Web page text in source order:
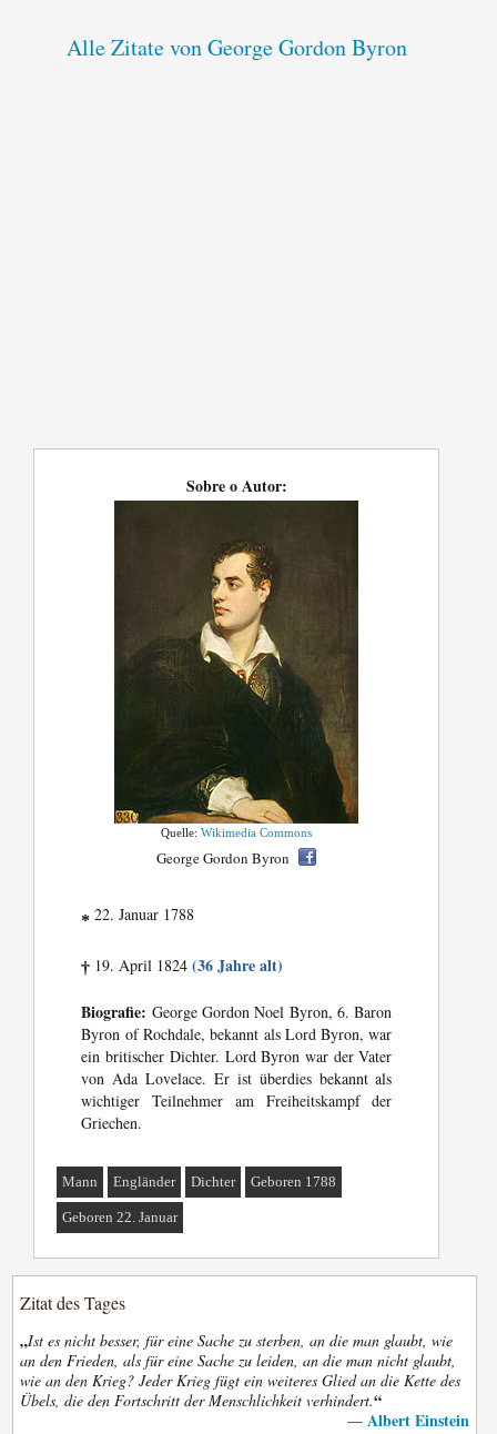
Alle Zitate von George Gordon Byron
Sobre o Autor:
Quelle:Wikimedia Commons
George Gordon Byron
* 22. Januar 1788
† 19. April 1824(36 Jahre alt)
Biografie: George Gordon Noel Byron, 6. Baron
Byron of Rochdale, bekannt als Lord Byron, war
ein britischer Dichter. Lord Byron war der Vater
von Ada Lovelace. Er ist überdies bekannt als
wichtiger Teilnehmer am Freiheitskampf der
Griechen.
Mann Engländer Dichter Geboren 1788
Geboren 22. Januar
Zitat des Tages
„Ist es nicht besser, für eine Sache zu sterben, an die man glaubt, wie
an den Frieden, als für eine Sache zu leiden, an die man nicht glaubt,
wie an den Krieg? Jeder Krieg fügt ein weiteres Glied an die Kette des
Übels, die den Fortschritt der Menschlichkeit verhindert.“
— Albert Einstein